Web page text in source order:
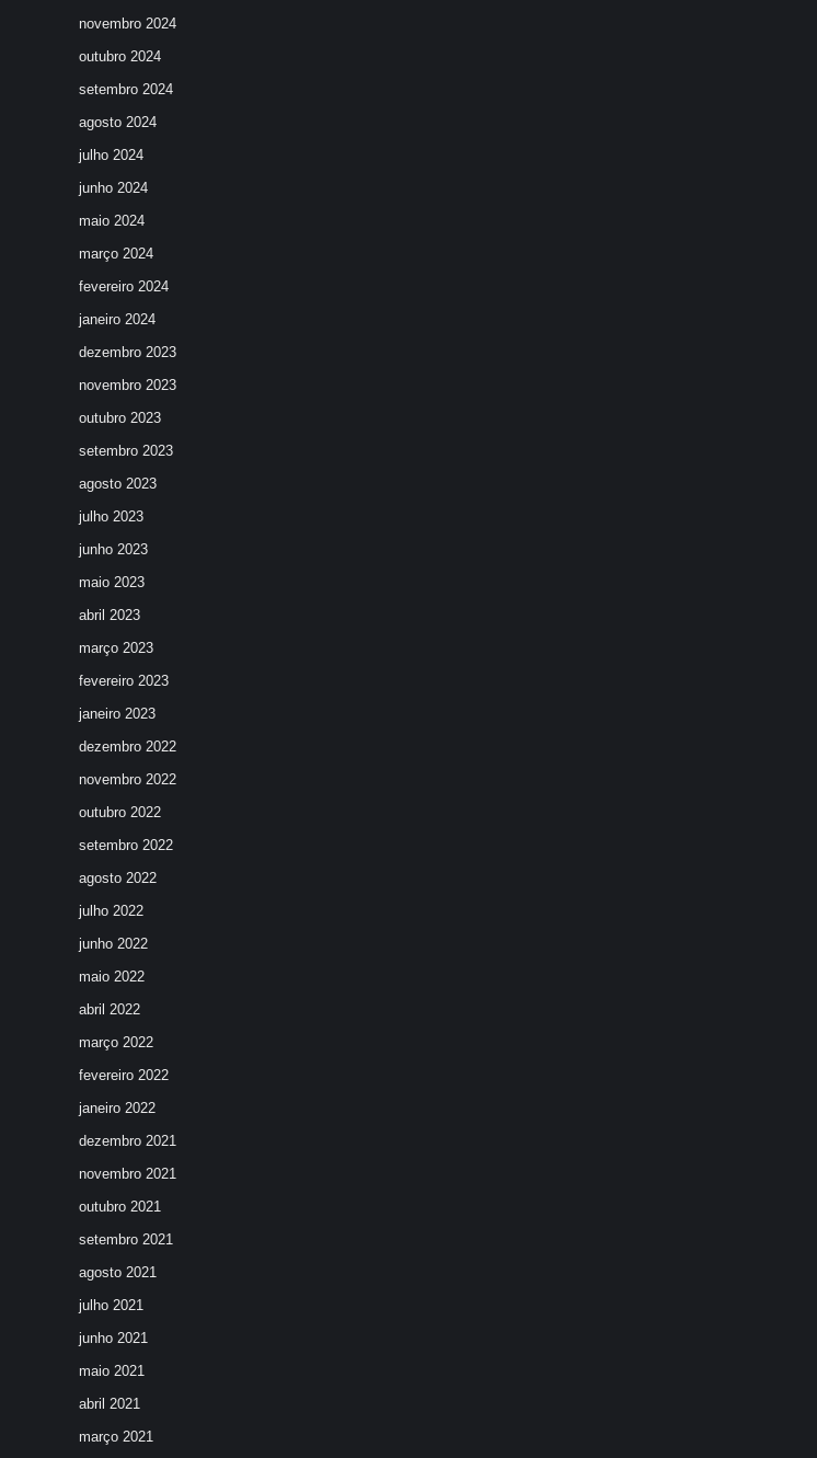
novembro 2024
outubro 2024
setembro 2024
agosto 2024
julho 2024
junho 2024
maio 2024
março 2024
fevereiro 2024
janeiro 2024
dezembro 2023
novembro 2023
outubro 2023
setembro 2023
agosto 2023
julho 2023
junho 2023
maio 2023
abril 2023
março 2023
fevereiro 2023
janeiro 2023
dezembro 2022
novembro 2022
outubro 2022
setembro 2022
agosto 2022
julho 2022
junho 2022
maio 2022
abril 2022
março 2022
fevereiro 2022
janeiro 2022
dezembro 2021
novembro 2021
outubro 2021
setembro 2021
agosto 2021
julho 2021
junho 2021
maio 2021
abril 2021
março 2021